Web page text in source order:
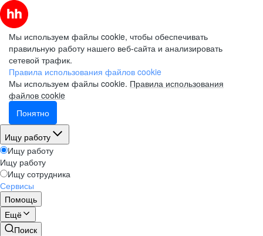
Мы используем файлы cookie, чтобы обеспечивать
правильную работу нашего веб-сайта и анализировать
сетевой трафик.
Правила использования файлов cookie
Мы используем файлы cookie. Правила использования
файлов cookie
Понятно
Ищу работу
Ищу работу
Ищу работу
Ищу сотрудника
Сервисы
Помощь
Ещё
Поиск